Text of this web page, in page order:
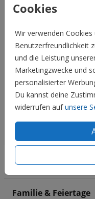
Cookies
Wir verwenden
Benutzerfreundlichkeit
und die Leistung
Marketingzwecke und
personalisierter
Du kannst deine
widerrufen aufunsere
Hochzeit
Familie & Feiertage